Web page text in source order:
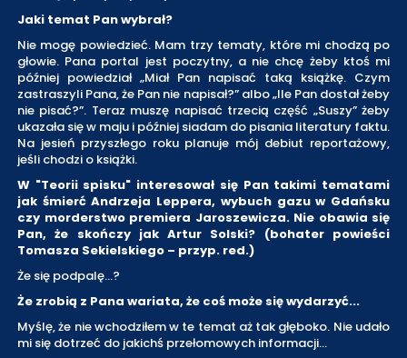
Jaki temat Pan wybrał?
Nie mogę powiedzieć. Mam trzy tematy, które mi chodzą po
głowie. Pana portal jest poczytny, a nie chcę żeby ktoś mi
później powiedział „Miał Pan napisać taką książkę. Czym
zastraszyli Pana, że Pan nie napisał?” albo „Ile Pan dostał żeby
nie pisać?”. Teraz muszę napisać trzecią część „Suszy” żeby
ukazała się w maju i później siadam do pisania literatury faktu.
Na jesień przyszłego roku planuje mój debiut reportażowy,
jeśli chodzi o książki.
W "Teorii spisku" interesował się Pan takimi tematami
jak śmierć Andrzeja Leppera, wybuch gazu w Gdańsku
czy morderstwo premiera Jaroszewicza. Nie obawia się
Pan, że skończy jak Artur Solski? (bohater powieści
Tomasza Sekielskiego – przyp. red.)
Że się podpalę...?
Że zrobią z Pana wariata, że coś może się wydarzyć...
Myślę, że nie wchodziłem w te temat aż tak głęboko. Nie udało
mi się dotrzeć do jakichś przełomowych informacji...